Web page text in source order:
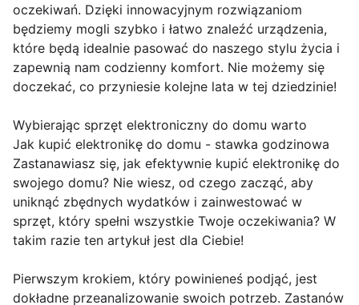
oczekiwań. Dzięki innowacyjnym rozwiązaniom
będziemy mogli szybko i łatwo znaleźć urządzenia,
które będą idealnie pasować do naszego stylu życia i
zapewnią nam codzienny komfort. Nie możemy się
doczekać, co przyniesie kolejne lata w tej dziedzinie!
Wybierając sprzęt elektroniczny do domu warto
Jak kupić elektronikę do domu - stawka godzinowa
Zastanawiasz się, jak efektywnie kupić elektronikę do
swojego domu? Nie wiesz, od czego zacząć, aby
uniknąć zbędnych wydatków i zainwestować w
sprzęt, który spełni wszystkie Twoje oczekiwania? W
takim razie ten artykuł jest dla Ciebie!
Pierwszym krokiem, który powinieneś podjąć, jest
dokładne przeanalizowanie swoich potrzeb. Zastanów